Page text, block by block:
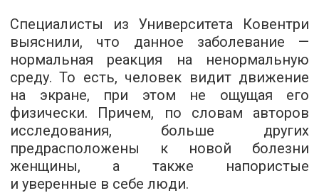
Специалисты из Университета Ковентри
выяснили, что данное заболевание —
нормальная реакция на ненормальную
среду. То есть, человек видит движение
на экране, при этом не ощущая его
физически. Причем, по словам авторов
исследования, больше других
предрасположены к новой болезни
женщины, а также напористые
и уверенные в себе люди.